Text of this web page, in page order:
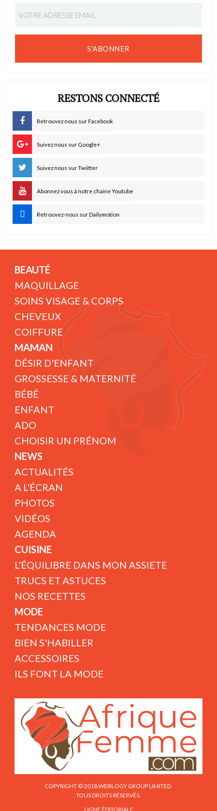
S'ABONNER
RESTONS CONNECTÉ
Retrouvez nous sur Facebook
Suivez nous sur Google+
Suivez nous sur Twiitter
Abonnez vous à notre chaine Youtube
Retrouvez-nous sur Dailymotion
BEAUTÉ
MAQUILLAGE
SOINS VISAGE & CORPS
CHEVEUX
COIFFURE
MAMAN
DÉSIR D'ENFANT
GROSSESSE & MATERNITÉ
BÉBÉ
ENFANT
ADO
CHOISIR UN PRÉNOM
NEWS
ACTUALITÉS
A L'ÉCRAN
PHOTOS
VIDÉOS
AGENDA
CUISINE
L'ÉQUILIBRE DANS MON ASSIETE
TRUCS ET ASTUCES
NOS RECETTES
MODE
TENDANCES MODE
BIEN S'HABILLER
ACCESSOIRES
ILS FONT LA MODE
COPYRIGHT © 2018 WEBLOGY GROUP LIMITED.
TOUS DROITS RÉSERVÉS.
LIGNE ÉDITORIALE